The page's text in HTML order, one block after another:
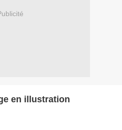
en illustration